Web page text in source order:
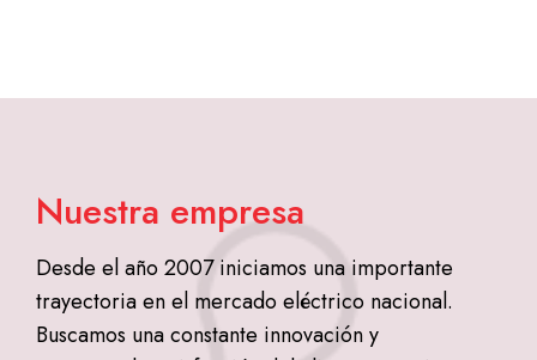
Nuestra empresa
Desde el año 2007 iniciamos una importante
trayectoria en el mercado eléctrico nacional.
Buscamos una constante innovación y